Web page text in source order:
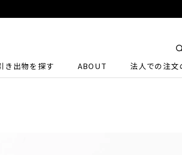
き出物を探す ABOUT 法人での注文